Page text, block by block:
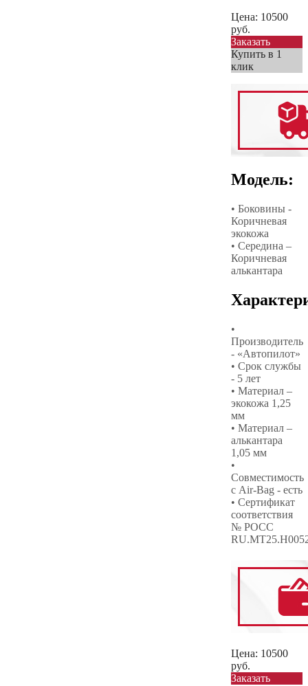
Цена: 10500
руб.
Заказать
Купить в 1
клик
Модель:
• Боковины -
Коричневая
экокожа
• Середина –
Коричневая
алькантара
•
Производитель
- «Автопилот»
• Срок службы
- 5 лет
• Материал –
экокожа 1,25
мм
• Материал –
алькантара
1,05 мм
•
Совместимость
с Air-Bag - есть
• Сертификат
соответствия
№ РОСС
Цена: 10500
руб.
Заказать